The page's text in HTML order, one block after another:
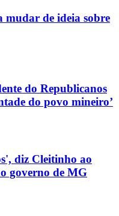
mudar de ideia sobre
do Republicanos
do povo mineiro’
diz Cleitinho ao
governo de MG